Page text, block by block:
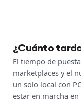
¿Cuánto
El tiempo de
marketplaces y el
un solo local con
estar en marcha